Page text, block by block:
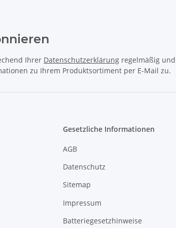
Ihrer Datenschutzerklärung regelmäßig und
zu Ihrem Produktsortiment per E-Mail zu.
Gesetzliche Informationen
AGB
Datenschutz
Sitemap
Impressum
Batteriegesetzhinweise